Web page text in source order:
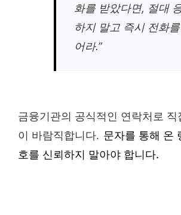
화를 받았다면, 절대
하지 말고 즉시 전화
어라.”
금융기관의 공식적인 연락처로 직
이 바람직합니다. 문자를 통해 온
호를 신뢰하지 말아야 합니다.